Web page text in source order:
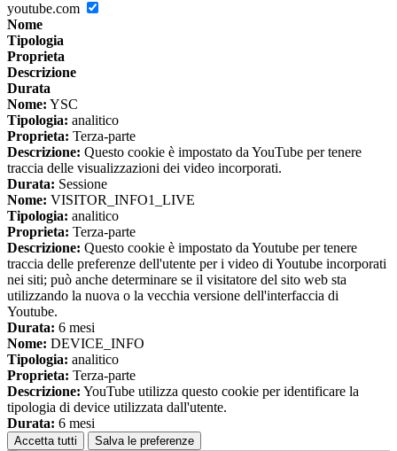
youtube.com
Nome
Tipologia
Proprieta
Descrizione
Durata
Nome: YSC
Tipologia: analitico
Proprieta: Terza-parte
Descrizione: Questo cookie è impostato da YouTube per tenere
traccia delle visualizzazioni dei video incorporati.
Durata: Sessione
Nome: VISITOR_INFO1_LIVE
Tipologia: analitico
Proprieta: Terza-parte
Descrizione: Questo cookie è impostato da Youtube per tenere
traccia delle preferenze dell'utente per i video di Youtube incorporati
nei siti; può anche determinare se il visitatore del sito web sta
utilizzando la nuova o la vecchia versione dell'interfaccia di
Youtube.
Durata: 6 mesi
Nome: DEVICE_INFO
Tipologia: analitico
Proprieta: Terza-parte
Descrizione: YouTube utilizza questo cookie per identificare la
tipologia di device utilizzata dall'utente.
Durata: 6 mesi
Accetta tutti Salva le preferenze